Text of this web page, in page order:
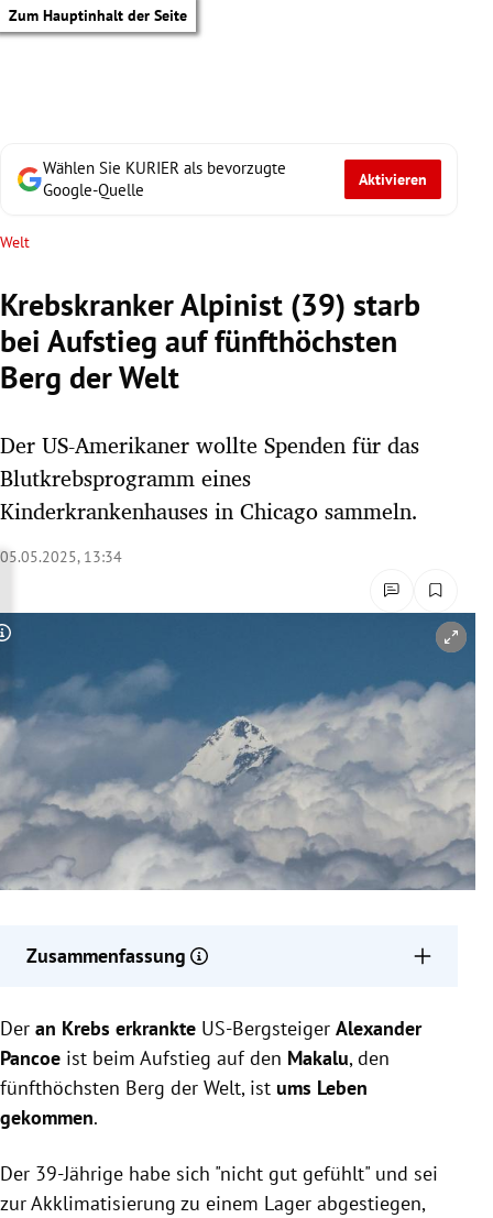
Zum Hauptinhalt der Seite
Untermenü
Untermenü
Untermenü
Untermenü
Untermenü
Untermenü
Untermenü
Untermenü
Wählen Sie KURIER als bevorzugte
Google-Quelle
Aktivieren
Welt
Krebskranker Alpinist (39) starb
bei Aufstieg auf fünfthöchsten
Berg der Welt
Der US-Amerikaner wollte Spenden für das
Blutkrebsprogramm eines
Kinderkrankenhauses in Chicago sammeln.
05.05.2025, 13:34
Copyright-Hinweis öffnen/schließen
Zusammenfassung
Knochenmarkkrebs erkrankt, starb beim Versuch,
den 8.485 Meter hohen Makalu zu besteigen.
Pancoe wollte mit der Besteigung Spenden für ein
Blutkrebsprogramm eines Kinderkrankenhauses in
Chicago sammeln.
Explorers Grand Slam teilgenommen hatte, und
hatte zuvor einen Hirntumor überlebt.
Der an Krebs erkrankte US-Bergsteiger Alexander
Pancoe ist beim Aufstieg auf den Makalu, den
fünfthöchsten Berg der Welt, ist ums Leben
gekommen.
Der 39-Jährige habe sich "nicht gut gefühlt" und sei
zur Akklimatisierung zu einem Lager abgestiegen,